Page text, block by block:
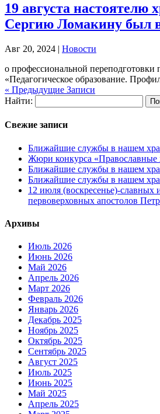
19 августа настоятелю
Сергию Ломакину был
Авг 20, 2024 | Новости
о профессиональной переподготовки
«Педагогическое образование.
« Предыдущие Записи
Найти:
Свежие записи
Ближайшие службы в нашем
Жюри конкурса «Православные
Ближайшие службы в нашем
Ближайшие службы в нашем
12 июля (воскресенье)-славных
первоверховных апостолов
Архивы
Июль 2026
Июнь 2026
Май 2026
Апрель 2026
Март 2026
Февраль 2026
Январь 2026
Декабрь 2025
Ноябрь 2025
Октябрь 2025
Сентябрь 2025
Август 2025
Июль 2025
Июнь 2025
Май 2025
Апрель 2025